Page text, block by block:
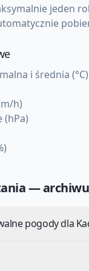
jeden
i średnia (°C)
h)
(hPa)
—
pogody dla